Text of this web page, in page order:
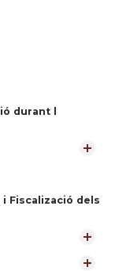
durant l
Fiscalizació dels